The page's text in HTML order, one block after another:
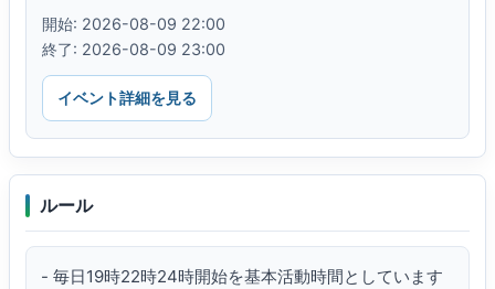
開始: 2026-08-09 22:00
終了: 2026-08-09 23:00
イベント詳細を見る
ルール
- 毎日19時22時24時開始を基本活動時間としています